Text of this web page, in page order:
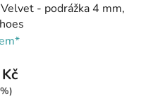
- podrážka 4 mm,